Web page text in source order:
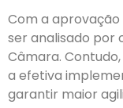
Com a
ser analisado por
Câmara.
a efetiva
garantir maior